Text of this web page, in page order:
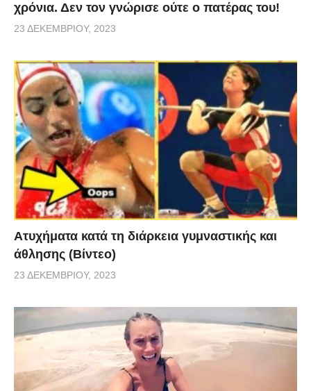
χρόνια. Δεν τον γνώρισε ούτε ο πατέρας του!
23 ΔΕΚΕΜΒΡΊΟΥ, 2023
Aτυχήματα κατά τη διάρκεια γυμναστικής και
άθλησης (Βίντεο)
23 ΔΕΚΕΜΒΡΊΟΥ, 2023